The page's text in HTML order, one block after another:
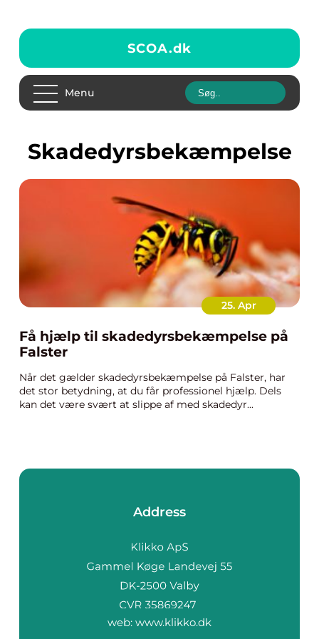
SCOA.dk
Menu
skadedyrsbekæmpelse
25. Apr
Få hjælp til skadedyrsbekæmpelse på
Falster
Når det gælder skadedyrsbekæmpelse på Falster, har
det stor betydning, at du får professionel hjælp. Dels
kan det være svært at slippe af med skadedyr...
Address
web: www.klikko.dk